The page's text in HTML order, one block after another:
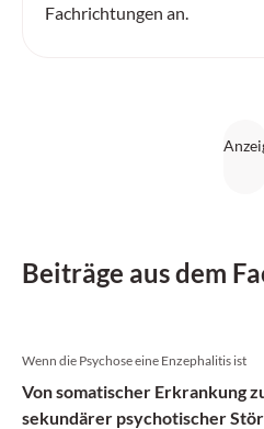
Fachrichtungen an.
Beiträge aus dem
Wenn die Psychose eine Enzephalitis ist
Von somatischer Erkrankung
sekundärer psychotischer